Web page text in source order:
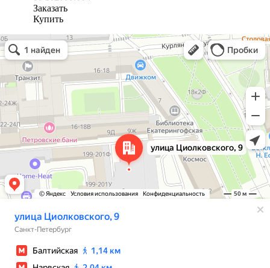
Заказать
Купить